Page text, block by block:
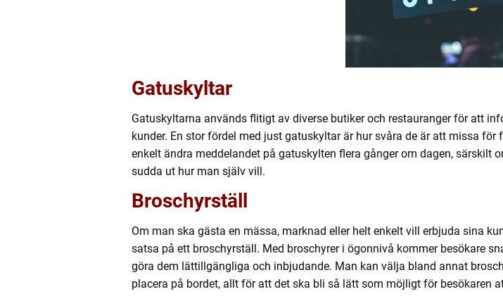
Gatuskyltar
Gatuskyltarna används flitigt av diverse butiker och restauranger för att
kunder. En stor fördel med just gatuskyltar är hur svåra de är att missa
enkelt ändra meddelandet på gatuskylten flera gånger om dagen,
sudda ut hur man själv vill.
Broschyrställ
Om man ska gästa en mässa, marknad eller helt enkelt vill erbjuda sina
satsa på ett broschyrställ. Med broschyrer i ögonnivå kommer besökare
göra dem lättillgängliga och inbjudande. Man kan välja bland annat
placera på bordet, allt för att det ska bli så lätt som möjligt för besökaren